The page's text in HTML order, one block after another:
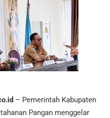
– Pemerintah Kabupaten
Pangan menggelar